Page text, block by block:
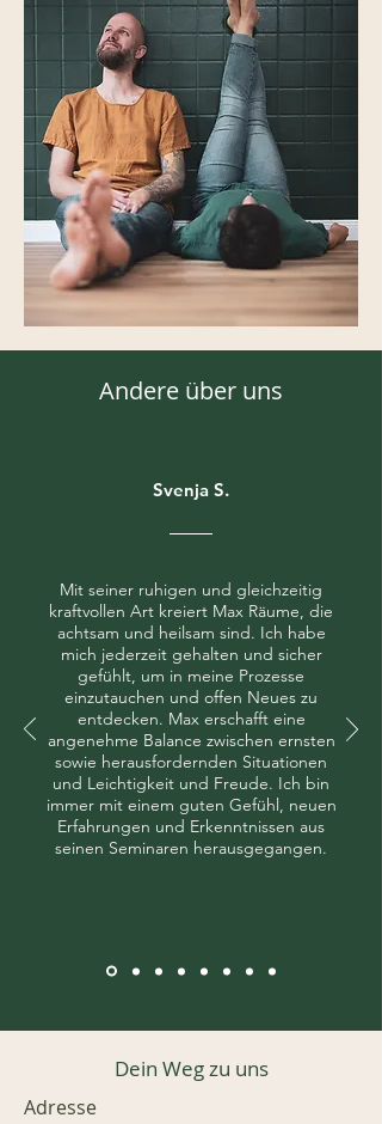
Andere über uns
Svenja S.
Mit seiner ruhigen und gleichzeitig
kraftvollen Art kreiert Max Räume, die
achtsam und heilsam sind. Ich habe
mich jederzeit gehalten und sicher
gefühlt, um in meine Prozesse
einzutauchen und offen Neues zu
entdecken. Max erschafft eine
angenehme Balance zwischen ernsten
sowie herausfordernden Situationen
und Leichtigkeit und Freude. Ich bin
immer mit einem guten Gefühl, neuen
Erfahrungen und Erkenntnissen aus
seinen Seminaren herausgegangen.
Dein Weg zu uns
Adresse